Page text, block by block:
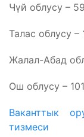
Чүй облусу – 59
Талас облусу –
Жалал-Абад
Ош облусу – 101
Ваканттык
тизмеси